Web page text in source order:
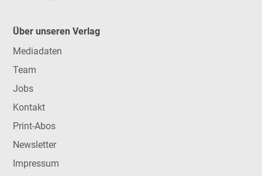
Über unseren Verlag
Mediadaten
Team
Jobs
Kontakt
Print-Abos
Newsletter
Impressum